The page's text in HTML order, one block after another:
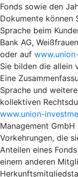
Fonds sowie den
Dokumente können
Sprache beim
Bank AG,
oder auf
Sie bilden die allein
Eine
Sprache und
kollektiven
www.union-
Management
Vorkehrungen, die
Anteilen eines
einem anderen